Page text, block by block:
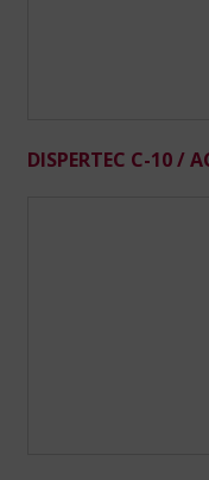
DISPERTEC C-10 /